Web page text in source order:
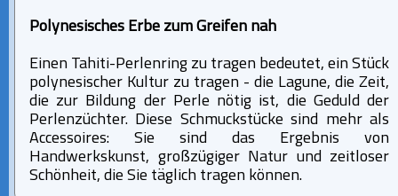
Polynesisches Erbe zum Greifen nah
Einen Tahiti-Perlenring zu tragen bedeutet, ein Stück
polynesischer Kultur zu tragen - die Lagune, die Zeit,
die zur Bildung der Perle nötig ist, die Geduld der
Perlenzüchter. Diese Schmuckstücke sind mehr als
Accessoires: Sie sind das Ergebnis von
Handwerkskunst, großzügiger Natur und zeitloser
Schönheit, die Sie täglich tragen können.